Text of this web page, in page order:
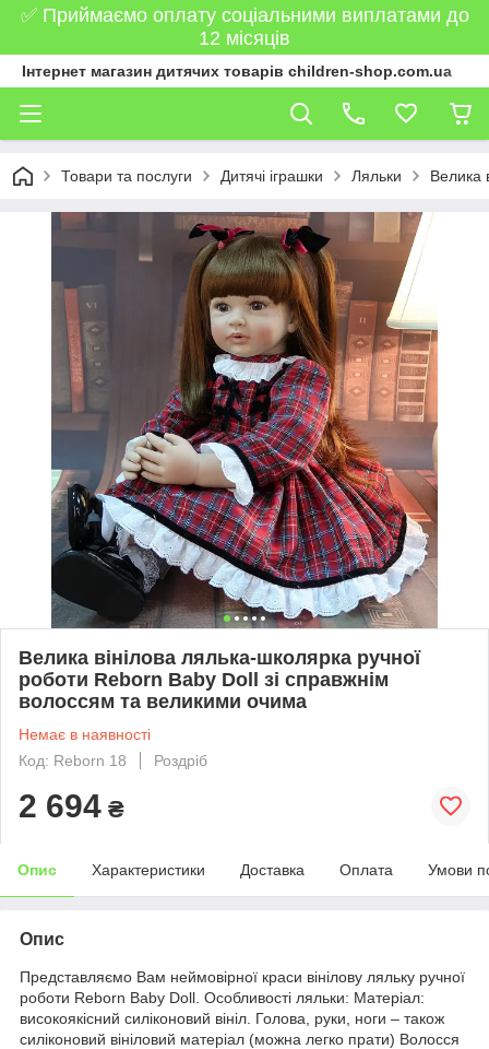
✅ Приймаємо оплату соціальними виплатами до
12 місяців
Інтернет магазин дитячих товарів children-shop.com.ua
Товари та послуги Дитячі іграшки Ляльки Велика
Велика вінілова лялька-школярка ручної
роботи Reborn Baby Doll зі справжнім
волоссям та великими очима
Немає в наявності
Код: Reborn 18
Роздріб
2 694 ₴
Опис Характеристики Доставка Оплата Умови
Опис
Представляємо Вам неймовірної краси вінілову ляльку ручної
роботи Reborn Baby Doll. Особливості ляльки: Матеріал:
високоякісний силіконовий вініл. Голова, руки, ноги – також
силіконовий вініловий матеріал (можна легко прати) Волосся